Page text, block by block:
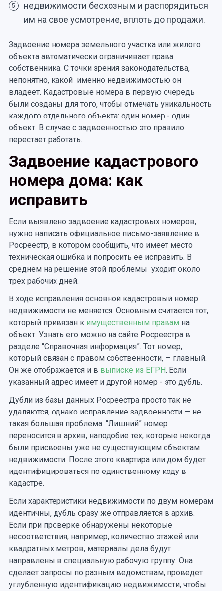
5
недвижимости бесхозным и распорядиться
им на свое усмотрение, вплоть до продажи.
Задвоение номера земельного участка или жилого
объекта автоматически ограничивает права
собственника. С точки зрения законодательства,
непонятно, какой именно недвижимостью он
владеет. Кадастровые номера в первую очередь
были созданы для того, чтобы отмечать уникальность
каждого отдельного объекта: один номер - один
объект. В случае с задвоенностью это правило
перестает работать.
Задвоение кадастрового
номера дома: как
исправить
Если выявлено задвоение кадастровых номеров,
нужно написать официальное письмо-заявление в
Росреестр, в котором сообщить, что имеет место
техническая ошибка и попросить ее исправить. В
среднем на решение этой проблемы уходит около
трех рабочих дней.
В ходе исправления основной кадастровый номер
недвижимости не меняется. Основным считается тот,
который привязан к имущественным правам на
объект. Узнать его можно на сайте Росреестра в
разделе “Справочная информация”. Тот номер,
который связан с правом собственности, — главный.
Он же отображается и в выписке из ЕГРН. Если
указанный адрес имеет и другой номер - это дубль.
Дубли из базы данных Росреестра просто так не
удаляются, однако исправление задвоенности — не
такая большая проблема. “Лишний” номер
переносится в архив, наподобие тех, которые некогда
были присвоены уже не существующим объектам
недвижимости. После этого квартира или дом будет
идентифицироваться по единственному коду в
кадастре.
Если характеристики недвижимости по двум номерам
идентичны, дубль сразу же отправляется в архив.
Если при проверке обнаружены некоторые
несоответствия, например, количество этажей или
квадратных метров, материалы дела будут
направлены в специальную рабочую группу. Она
сделает запросы по разным ведомствам, проведет
углубленную идентификацию недвижимости, чтобы